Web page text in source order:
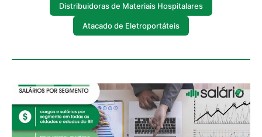
Distribuidoras de Materiais Hospitalares
Atacado de Eletroportáteis